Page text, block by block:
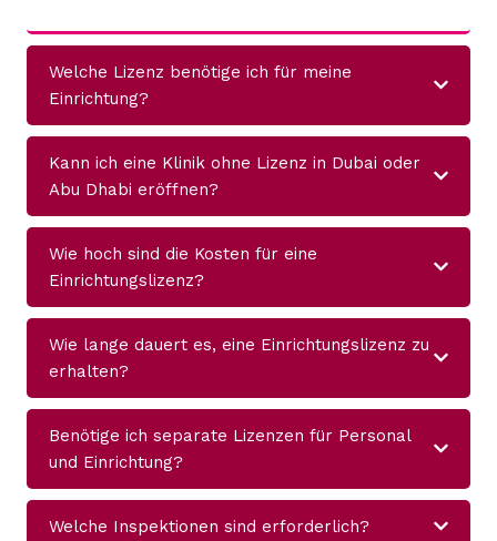
Welche Lizenz benötige ich für meine
Einrichtung?
Kann ich eine Klinik ohne Lizenz in Dubai oder
Abu Dhabi eröffnen?
Wie hoch sind die Kosten für eine
Einrichtungslizenz?
Wie lange dauert es, eine Einrichtungslizenz zu
erhalten?
Benötige ich separate Lizenzen für Personal
und Einrichtung?
Welche Inspektionen sind erforderlich?